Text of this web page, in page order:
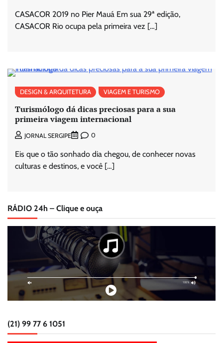
CASACOR 2019 no Pier Mauá Em sua 29ª edição,
CASACOR Rio ocupa pela primeira vez […]
DESIGN & ARQUITETURA VIAGEM E TURISMO
Turismólogo dá dicas preciosas para a sua
primeira viagem internacional
JORNAL SERGIPE 0
Eis que o tão sonhado dia chegou, de conhecer novas
culturas e destinos, e você […]
RÁDIO 24h – Clique e ouça
(21) 99 77 6 1051